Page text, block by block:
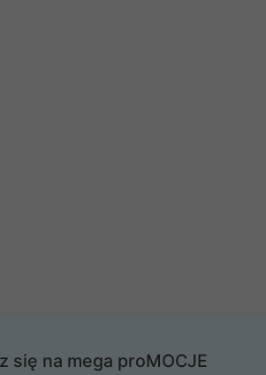
się na mega proMOCJE